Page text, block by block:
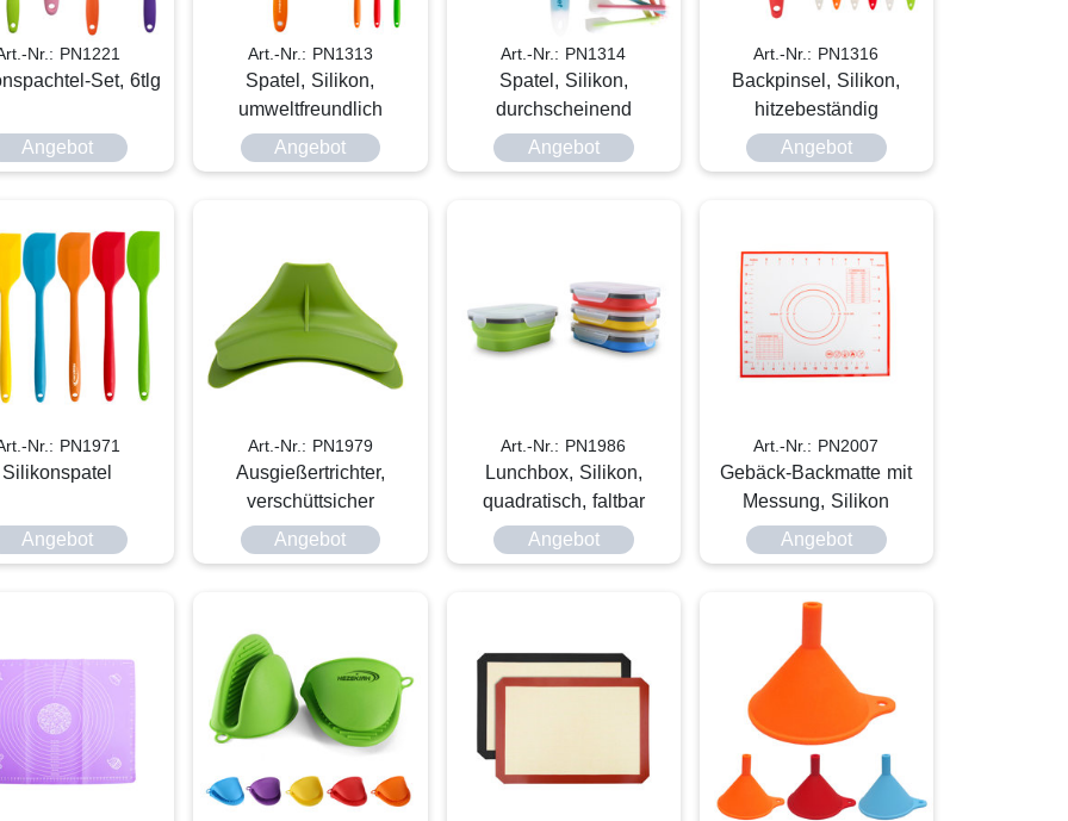
Nr.: PN1221
Set, 6tlg
Angebot
Art.-Nr.: PN1313
Spatel, Silikon,
umweltfreundlich
Angebot
Art.-Nr.: PN1314
Spatel, Silikon,
durchscheinend
Angebot
Art.-Nr.: PN1316
Backpinsel, Silikon,
hitzebeständig
Angebot
Nr.: PN1971
Silikonspatel
Angebot
Art.-Nr.: PN1979
Ausgießertrichter,
verschüttsicher
Angebot
Art.-Nr.: PN1986
Lunchbox, Silikon,
quadratisch, faltbar
Angebot
Art.-Nr.: PN2007
Gebäck-Backmatte mit
Messung, Silikon
Angebot